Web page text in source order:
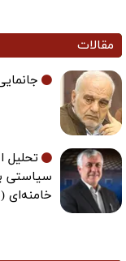
مقالات
سیاستی
خامنه‌ای